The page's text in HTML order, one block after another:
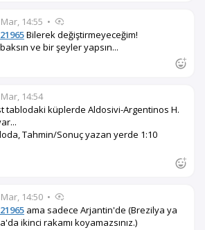
14:55 •
Bilerek değiştirmeyeceğim!
ve bir şeyler yapsın...
14:54
tablodaki küplerde Aldosivi-Argentinos H.
Tahmin/Sonuç yazan yerde 1:10
14:50 •
ama sadece Arjantin'de (Brezilya ya
ikinci rakamı koyamazsınız.)